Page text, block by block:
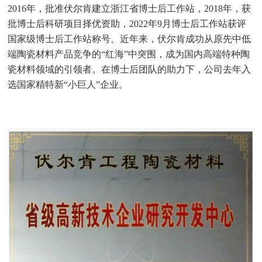
2016年，批准伏尔肯建立浙江省博士后工作站，2018年，获
批博士后科研项目择优资助，2022年9月博士后工作站获评
国家级博士后工作站称号。近年来，伏尔肯成功从原先中低
端陶瓷材料产品竞争的“红海”中突围，成为国内高端特种陶
瓷材料领域的引领者。在博士后团队的助力下，公司去年入
选国家精特新“小巨人”企业。